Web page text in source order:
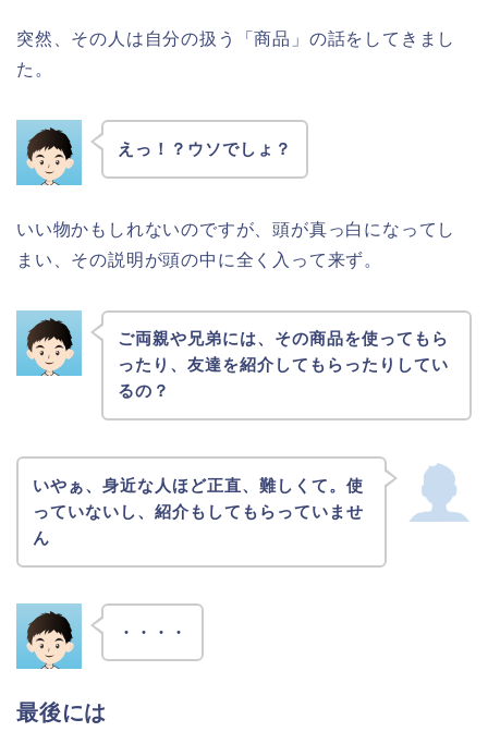
突然、その人は自分の扱う「商品」の話をしてきまし
た。
えっ！？ウソでしょ？
いい物かもしれないのですが、頭が真っ白になってし
まい、その説明が頭の中に全く入って来ず。
ご両親や兄弟には、その商品を使ってもら
ったり、友達を紹介してもらったりしてい
るの？
いやぁ、身近な人ほど正直、難しくて。使
っていないし、紹介もしてもらっていませ
ん
・・・・
最後には